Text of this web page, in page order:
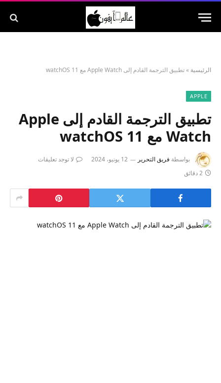
الرئيسية »تطبيق الترجمة القادم إلى Apple Watch مع watchOS 11
APPLE
تطبيق الترجمة القادم إلى Apple
Watch مع watchOS 11
بواسطة فريق التحرير 12 يونيو، 2024
لا توجد تعليقات
2 دقائق